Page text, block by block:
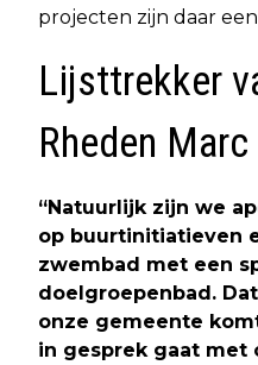
projecten zijn daar
Lijsttrekker
Rheden
“Natuurlijk zijn we
op buurtinitiatieven
zwembad met een
doelgroepenbad.
onze gemeente
in gesprek gaat met